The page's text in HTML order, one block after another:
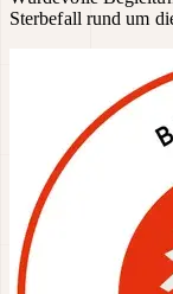
Sterbefall rund um